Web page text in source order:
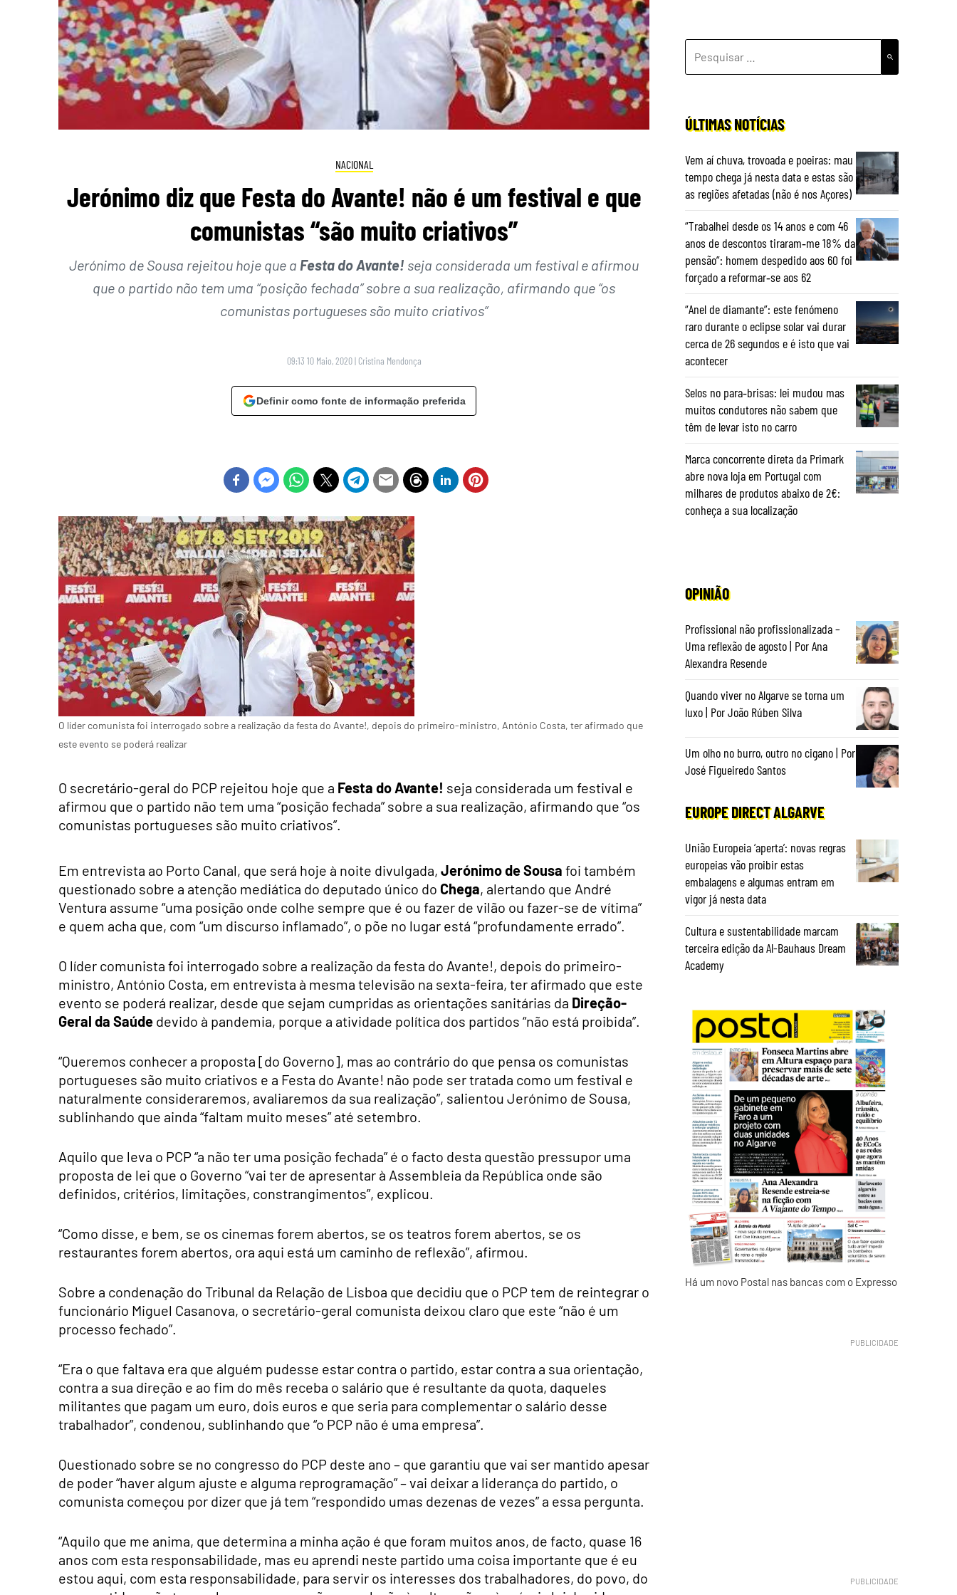
NACIONAL
Jerónimo diz que Festa do Avante! não é um festival e que
comunistas “são muito criativos”
Jerónimo de Sousa rejeitou hoje que a Festa do Avante! seja considerada um festival e afirmou
que o partido não tem uma “posição fechada” sobre a sua realização, afirmando que “os
comunistas portugueses são muito criativos”
09:13 10 Maio, 2020 | Cristina Mendonça
Definir como fonte de informação preferida
O líder comunista foi interrogado sobre a realização da festa do Avante!, depois do primeiro-ministro, António Costa, ter afirmado que
este evento se poderá realizar
O secretário-geral do PCP rejeitou hoje que a Festa do Avante! seja considerada um festival e
afirmou que o partido não tem uma “posição fechada” sobre a sua realização, afirmando que “os
comunistas portugueses são muito criativos”.
Em entrevista ao Porto Canal, que será hoje à noite divulgada, Jerónimo de Sousa foi também
questionado sobre a atenção mediática do deputado único do Chega, alertando que André
Ventura assume “uma posição onde colhe sempre que é ou fazer de vilão ou fazer-se de vítima”
e quem acha que, com “um discurso inflamado”, o põe no lugar está “profundamente errado”.
O líder comunista foi interrogado sobre a realização da festa do Avante!, depois do primeiro-
ministro, António Costa, em entrevista à mesma televisão na sexta-feira, ter afirmado que este
evento se poderá realizar, desde que sejam cumpridas as orientações sanitárias da Direção-
Geral da Saúde devido à pandemia, porque a atividade política dos partidos “não está proibida”.
“Queremos conhecer a proposta [do Governo], mas ao contrário do que pensa os comunistas
portugueses são muito criativos e a Festa do Avante! não pode ser tratada como um festival e
naturalmente consideraremos, avaliaremos da sua realização”, salientou Jerónimo de Sousa,
sublinhando que ainda “faltam muito meses” até setembro.
Aquilo que leva o PCP “a não ter uma posição fechada” é o facto desta questão pressupor uma
proposta de lei que o Governo “vai ter de apresentar à Assembleia da República onde são
definidos, critérios, limitações, constrangimentos”, explicou.
“Como disse, e bem, se os cinemas forem abertos, se os teatros forem abertos, se os
restaurantes forem abertos, ora aqui está um caminho de reflexão”, afirmou.
Sobre a condenação do Tribunal da Relação de Lisboa que decidiu que o PCP tem de reintegrar o
funcionário Miguel Casanova, o secretário-geral comunista deixou claro que este “não é um
processo fechado”.
“Era o que faltava era que alguém pudesse estar contra o partido, estar contra a sua orientação,
contra a sua direção e ao fim do mês receba o salário que é resultante da quota, daqueles
militantes que pagam um euro, dois euros e que seria para complementar o salário desse
trabalhador”, condenou, sublinhando que “o PCP não é uma empresa”.
Questionado sobre se no congresso do PCP deste ano – que garantiu que vai ser mantido apesar
de poder “haver algum ajuste e alguma reprogramação” – vai deixar a liderança do partido, o
comunista começou por dizer que já tem “respondido umas dezenas de vezes” a essa pergunta.
“Aquilo que me anima, que determina a minha ação é que foram muitos anos, de facto, quase 16
anos com esta responsabilidade, mas eu aprendi neste partido uma coisa importante que é eu
estou aqui, com esta responsabilidade, para servir os interesses dos trabalhadores, do povo, do
POR:
ÚLTIMAS NOTÍCIAS
Vem aí chuva, trovoada e poeiras: mau
tempo chega já nesta data e estas são
as regiões afetadas (não é nos Açores)
“Trabalhei desde os 14 anos e com 46
anos de descontos tiraram‑me 18% da
pensão”: homem despedido aos 60 foi
forçado a reformar‑se aos 62
“Anel de diamante”: este fenómeno
raro durante o eclipse solar vai durar
cerca de 26 segundos e é isto que vai
acontecer
Selos no para‑brisas: lei mudou mas
muitos condutores não sabem que
têm de levar isto no carro
Marca concorrente direta da Primark
abre nova loja em Portugal com
milhares de produtos abaixo de 2€:
conheça a sua localização
OPINIÃO
Profissional não profissionalizada –
Uma reflexão de agosto | Por Ana
Alexandra Resende
Quando viver no Algarve se torna um
luxo | Por João Rúben Silva
Um olho no burro, outro no cigano | Por
José Figueiredo Santos
EUROPE DIRECT ALGARVE
União Europeia ‘aperta’: novas regras
europeias vão proibir estas
embalagens e algumas entram em
vigor já nesta data
Cultura e sustentabilidade marcam
terceira edição da Al-Bauhaus Dream
Academy
Há um novo Postal nas bancas com o Expresso